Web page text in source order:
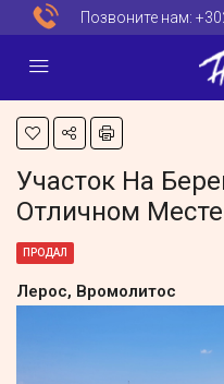
Позвоните нам:
Участок На
Отличном Месте
ПРОДАЛ
Лерос, Вромолитос